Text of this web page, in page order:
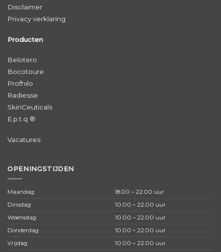
Disclaimer
Privacy verklaring
Producten
Belotero
Bocotoure
Profhilo
Radiesse
SkinCeuticals
E.p.t.q ®
Vacatures
OPENINGSTIJDEN
Maandag:
18.00 – 22.00 uur
Dinsdag:
10.00 – 22.00 uur
Woensdag:
10.00 – 22.00 uur
Donderdag:
10.00 – 22.00 uur
Vrijdag:
10.00 – 22.00 uur